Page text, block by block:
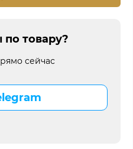
товару?
сейчас